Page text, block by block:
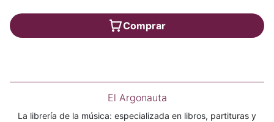
Comprar
El Argonauta
La librería de la música: especializada en libros, partituras y